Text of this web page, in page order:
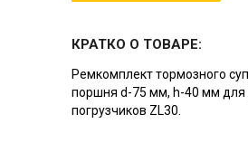
КРАТКО О ТОВАРЕ:
Ремкомплект тормозного
поршня d-75 мм, h-40 мм
погрузчиков ZL30.